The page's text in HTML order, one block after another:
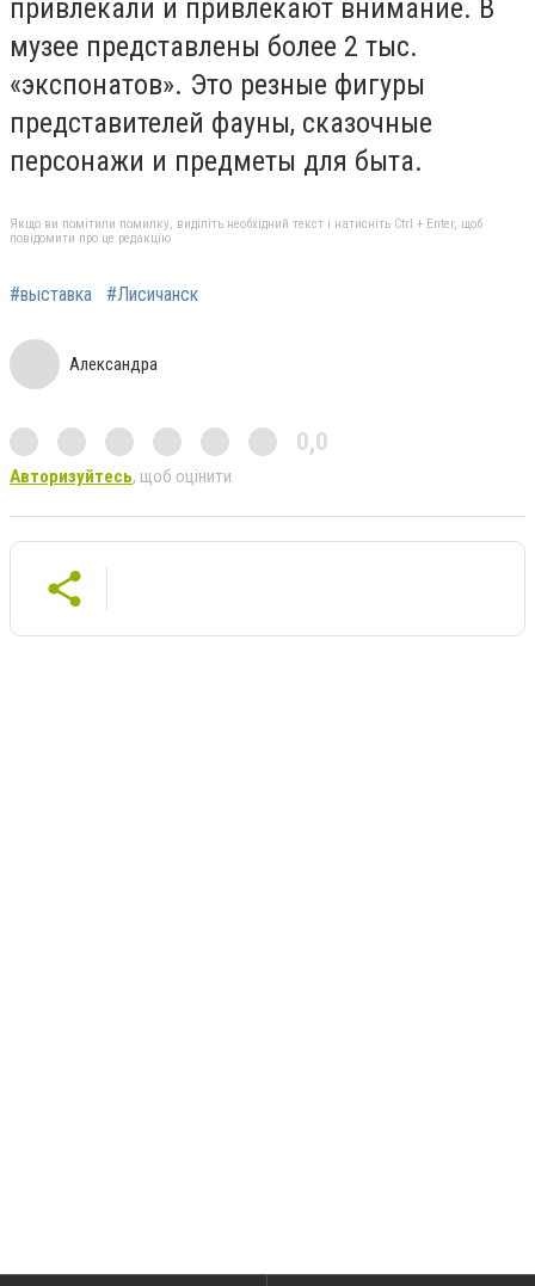
привлекали и привлекают внимание. В
музее представлены более 2 тыс.
«экспонатов». Это резные фигуры
представителей фауны, сказочные
персонажи и предметы для быта.
Якщо ви помітили помилку, виділіть необхідний текст і натисніть Ctrl + Enter, щоб
повідомити про це редакцію
#выставка #Лисичанск
Александра
0,0
Авторизуйтесь, щоб оцінити